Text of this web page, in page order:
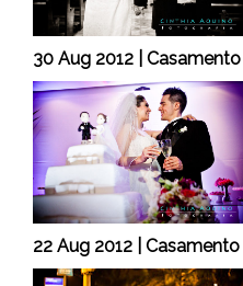
30 Aug 2012 |
22 Aug 2012 |